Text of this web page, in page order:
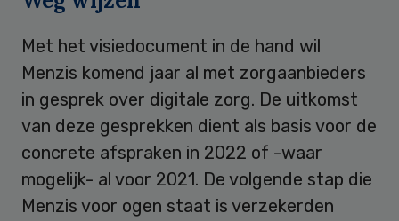
Met het visiedocument in de hand wil
Menzis komend jaar al met zorgaanbieders
in gesprek over digitale zorg. De uitkomst
van deze gesprekken dient als basis voor de
concrete afspraken in 2022 of -waar
mogelijk- al voor 2021. De volgende stap die
Menzis voor ogen staat is verzekerden